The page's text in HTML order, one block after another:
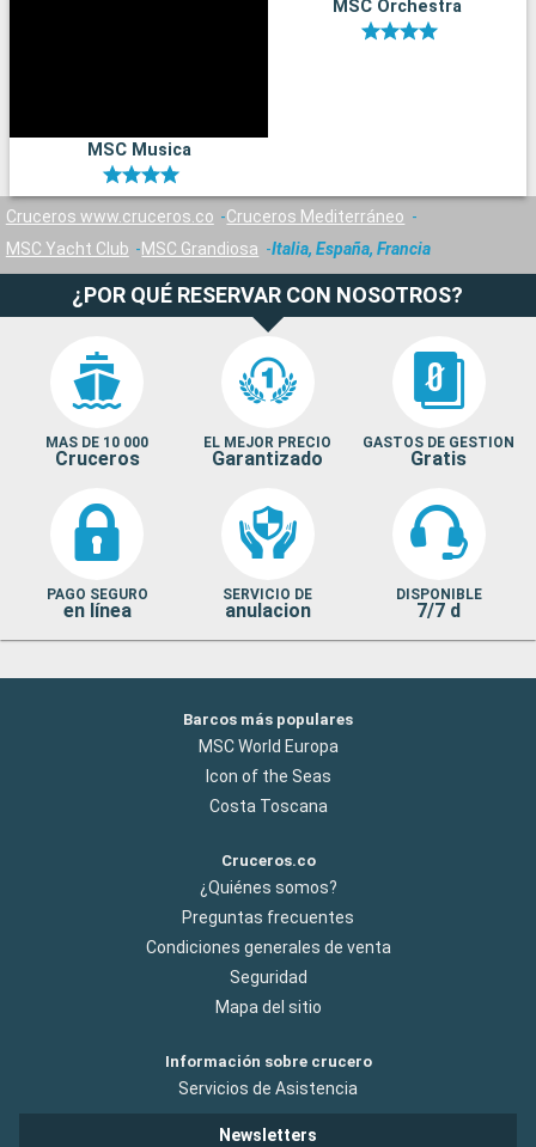
MSC Musica
MSC Orchestra
Cruceros www.cruceros.co
Cruceros Mediterráneo
MSC Yacht Club
MSC Grandiosa Italia, España, Francia
¿POR QUÉ RESERVAR CON NOSOTROS?
MAS DE 10 000
Cruceros
EL MEJOR PRECIO
Garantizado
GASTOS DE GESTION
Gratis
PAGO SEGURO
en línea
SERVICIO DE
anulacion
DISPONIBLE
7/7 d
Barcos más populares
MSC World Europa
Icon of the Seas
Costa Toscana
Cruceros.co
¿Quiénes somos?
Preguntas frecuentes
Condiciones generales de venta
Seguridad
Mapa del sitio
Información sobre crucero
Servicios de Asistencia
Newsletters